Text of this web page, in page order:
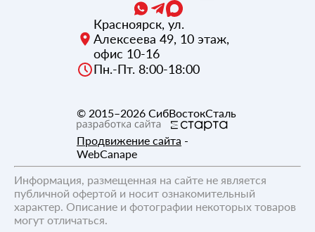
Красноярск, ул.
Алексеева 49, 10 этаж,
офис 10-16
Пн.-Пт. 8:00-18:00
© 2015–2026 СибВостокСталь
Продвижение сайта -
WebCanape
Информация, размещенная на сайте не является
публичной офертой и носит ознакомительный
характер. Описание и фотографии некоторых товаров
могут отличаться.